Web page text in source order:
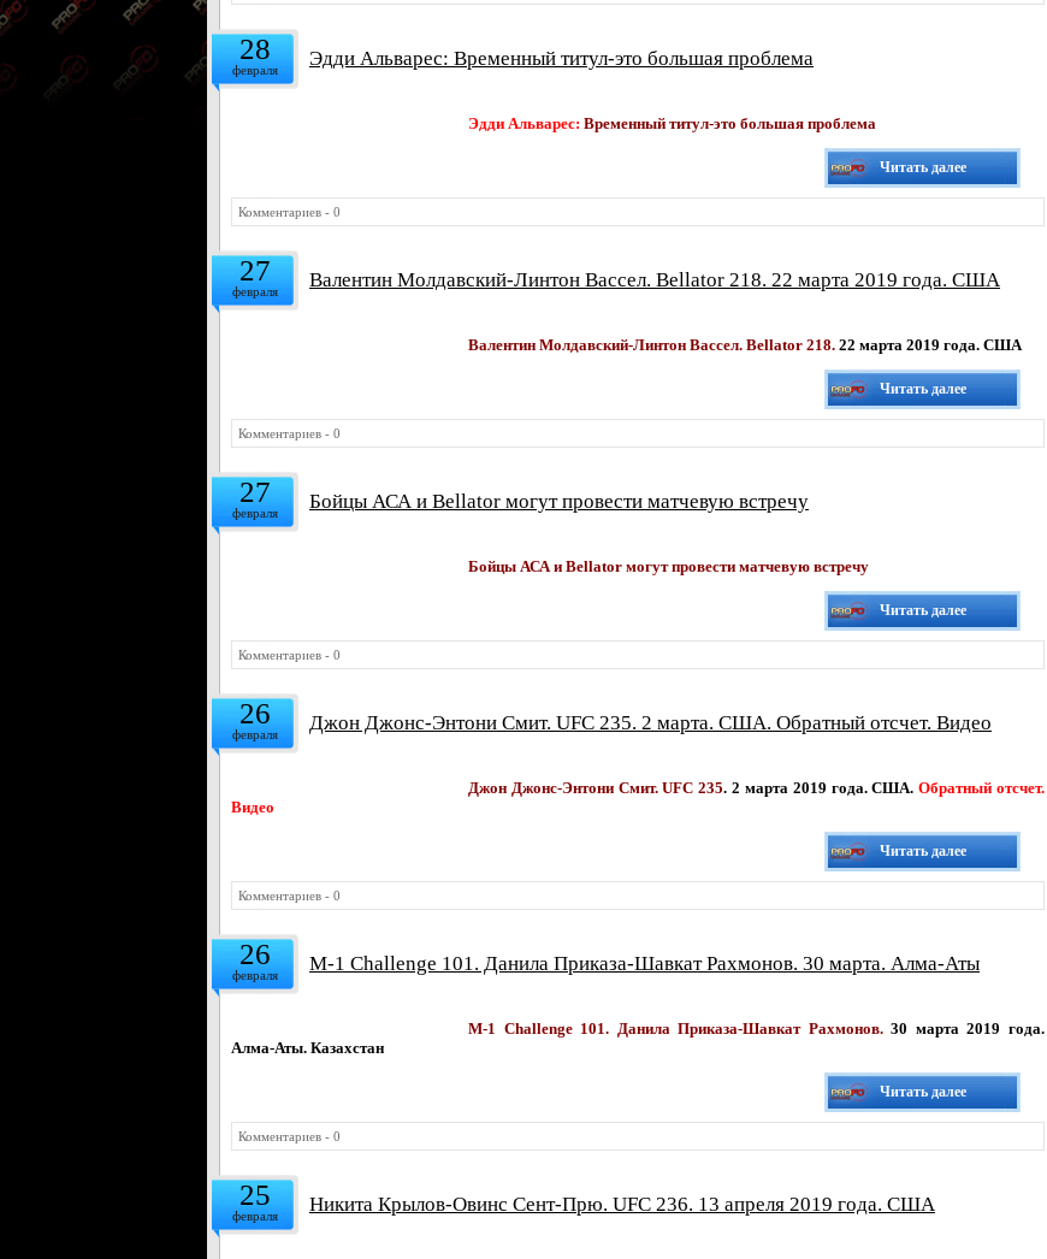
28
февраля Эдди Альварес: Временный титул-это большая проблема
Эдди Альварес: Временный титул-это большая проблема
Читать далее
Комментариев - 0
27
февраля Валентин Молдавский-Линтон Вассел. Bellator 218. 22 марта 2019 года. США
Валентин Молдавский-Линтон Вассел. Bellator 218. 22 марта 2019 года. США
Читать далее
Комментариев - 0
27
февраля Бойцы АСА и Bellator могут провести матчевую встречу
Бойцы АСА и Bellator могут провести матчевую встречу
Читать далее
Комментариев - 0
26
февраля Джон Джонс-Энтони Смит. UFC 235. 2 марта. США. Обратный отсчет. Видео
Джон Джонс-Энтони Смит. UFC 235. 2 марта 2019 года. США.Обратный отсчет.
Видео
Читать далее
Комментариев - 0
26
февраля M-1 Challenge 101. Данила Приказа-Шавкат Рахмонов. 30 марта. Алма-Аты
M-1 Challenge 101. Данила Приказа-Шавкат Рахмонов.30 марта 2019 года.
Алма-Аты. Казахстан
Читать далее
Комментариев - 0
25
февраля Никита Крылов-Овинс Сент-Прю. UFC 236. 13 апреля 2019 года. США